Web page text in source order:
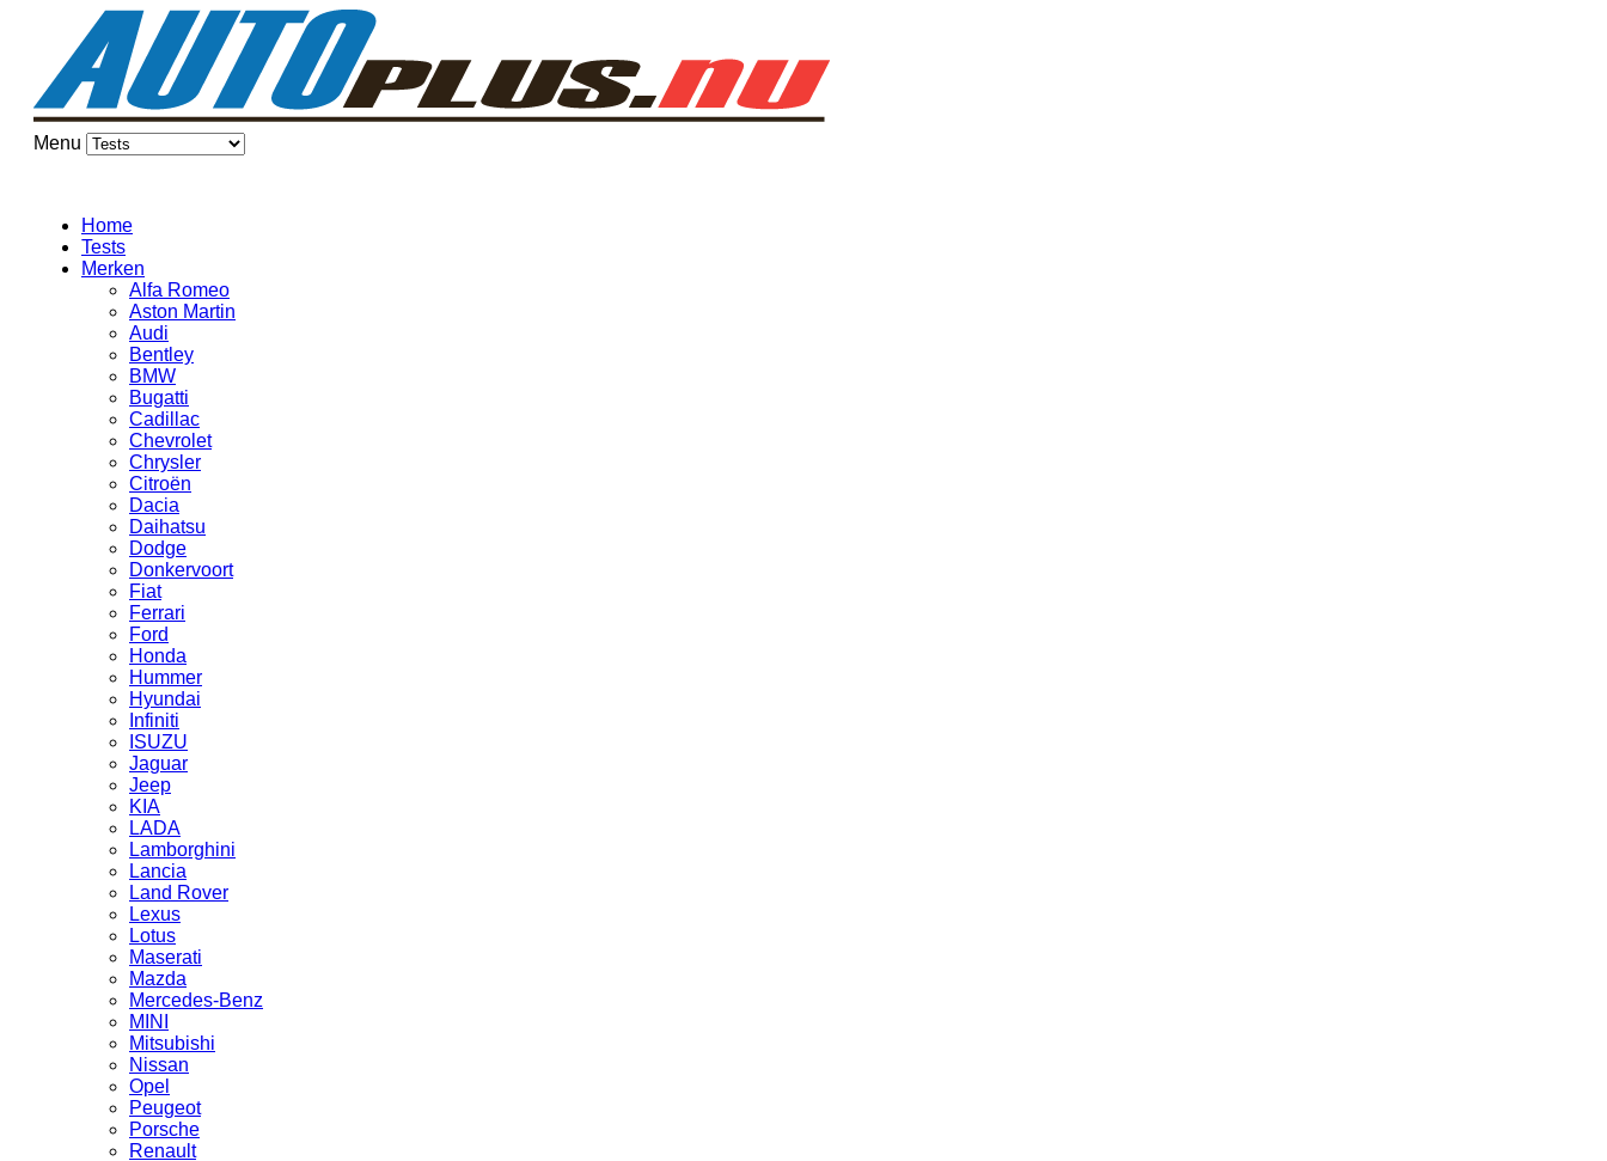
Menu
Home
Tests
Merken
Alfa Romeo
Aston Martin
Audi
Bentley
BMW
Bugatti
Cadillac
Chevrolet
Chrysler
Citroën
Dacia
Daihatsu
Dodge
Donkervoort
Fiat
Ferrari
Ford
Honda
Hummer
Hyundai
Infiniti
ISUZU
Jaguar
Jeep
KIA
LADA
Lamborghini
Lancia
Land Rover
Lexus
Lotus
Maserati
Mazda
Mercedes-Benz
MINI
Mitsubishi
Nissan
Opel
Peugeot
Porsche
Renault